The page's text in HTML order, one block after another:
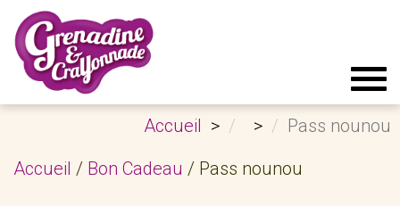
Accueil
Pass nounou
Accueil / Bon Cadeau / Pass nounou